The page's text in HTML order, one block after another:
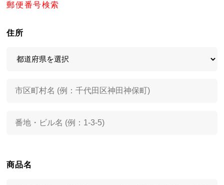
郵便番号検索
住所
商品名